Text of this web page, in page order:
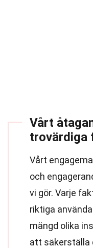
Vårt
trovärdiga
Vårt
och
vi gör. Varje
riktiga
mängd olika
att säkerställa